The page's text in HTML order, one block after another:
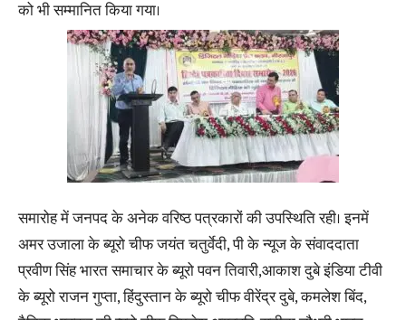
को भी सम्मानित किया गया।
समारोह में जनपद के अनेक वरिष्ठ पत्रकारों की उपस्थिति रही। इनमें
अमर उजाला के ब्यूरो चीफ जयंत चतुर्वेदी, पी के न्यूज के संवाददाता
प्रवीण सिंह भारत समाचार के ब्यूरो पवन तिवारी,आकाश दुबे इंडिया टीवी
के ब्यूरो राजन गुप्ता, हिंदुस्तान के ब्यूरो चीफ वीरेंद्र दुबे, कमलेश बिंद,